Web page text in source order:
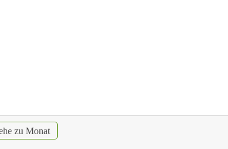
zu Monat